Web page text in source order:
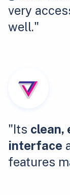
very
well."
"Its clean,
interface
features